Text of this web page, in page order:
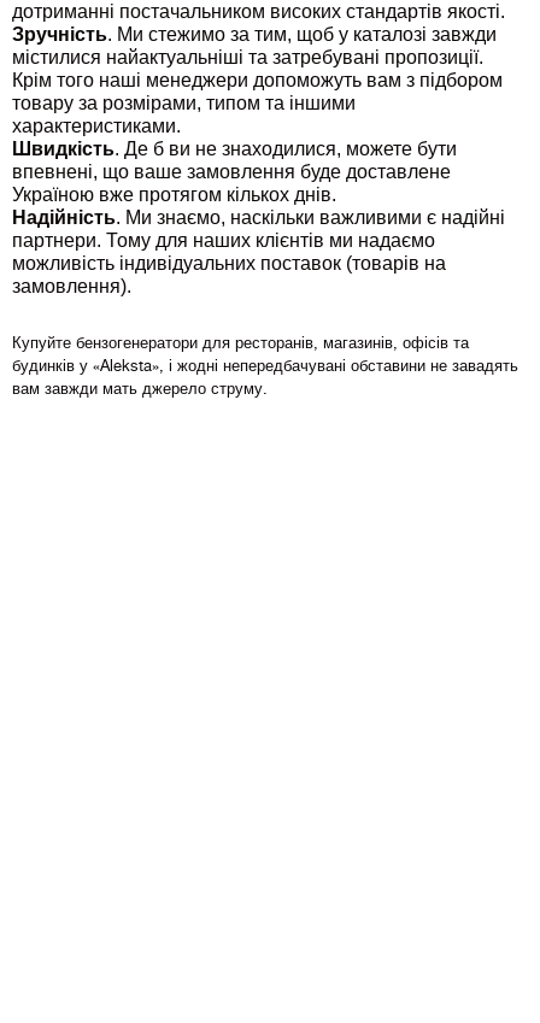
дотриманні постачальником високих стандартів якості.
Зручність. Ми стежимо за тим, щоб у каталозі завжди
містилися найактуальніші та затребувані пропозиції.
Крім того наші менеджери допоможуть вам з підбором
товару за розмірами, типом та іншими
характеристиками.
Швидкість. Де б ви не знаходилися, можете бути
впевнені, що ваше замовлення буде доставлене
Україною вже протягом кількох днів.
Надійність. Ми знаємо, наскільки важливими є надійні
партнери. Тому для наших клієнтів ми надаємо
можливість індивідуальних поставок (товарів на
замовлення).
Купуйте бензогенератори для ресторанів, магазинів, офісів та
будинків у «Aleksta», і жодні непередбачувані обставини не завадять
вам завжди мать джерело струму.